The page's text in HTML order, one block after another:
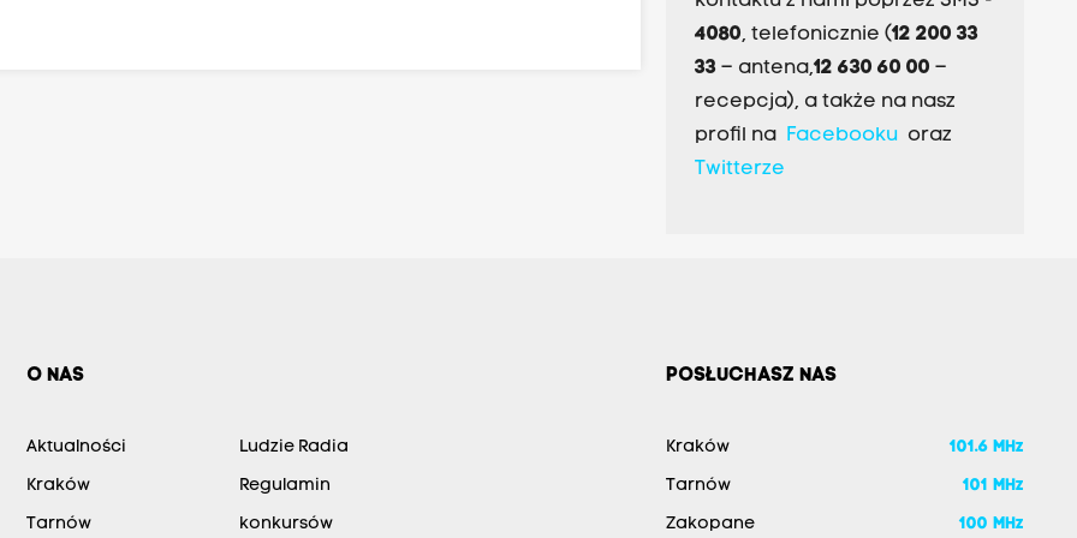
4080, telefonicznie (12 200 33
33– antena,12 630 60 00 –
recepcja), a także na nasz
profil na Facebookuoraz
Twitterze
O NAS
Aktualności
Kraków
Tarnów
Ludzie Radia
Regulamin
konkursów
POSŁUCHASZ NAS
Kraków 101.6 MHz
Tarnów 101 MHz
Zakopane 100 MHz